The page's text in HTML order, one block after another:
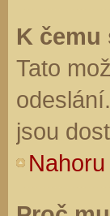
K
Tato
jsou
Nahoru